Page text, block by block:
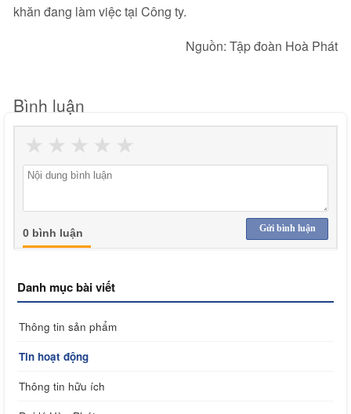
khăn đang làm việc tại Công ty.
Nguồn: Tập đoàn Hoà Phát
Bình luận
★
★
★
★
★
Gửi bình luận
0 bình luận
Danh mục bài viết
Thông tin sản phẩm
Tin hoạt động
Thông tin hữu ích